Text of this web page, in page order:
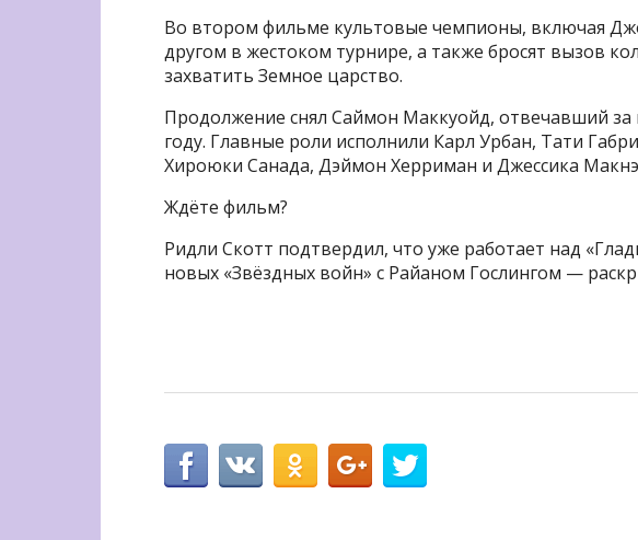
Во втором фильме культовые чемпионы, включая
другом в жестоком турнире, а также бросят вызов
захватить Земное царство.
Продолжение снял Саймон Маккуойд, отвечавший за
году. Главные роли исполнили Карл Урбан, Тати
Хироюки Санада, Дэймон Херриман и Джессика
Ждёте фильм?
Ридли Скотт подтвердил, что уже работает над
новых «Звёздных войн» с Райаном Гослингом —